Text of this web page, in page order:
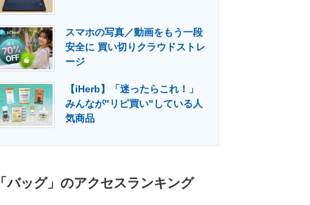
スマホの写真／動画をもう一段
安全に 買い切りクラウドストレ
ージ
【iHerb】「迷ったらこれ！」
みんなが"リピ買い"している人
気商品
「バッグ」のアクセスランキング